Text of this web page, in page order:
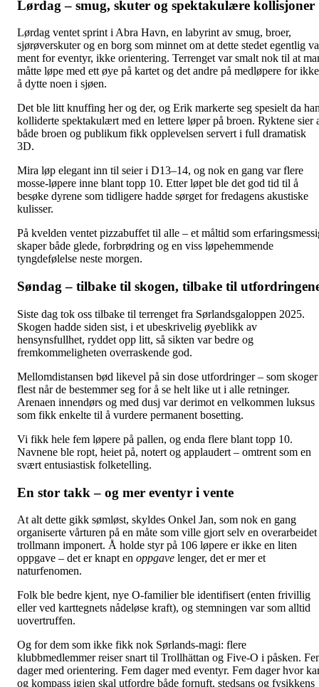
Lørdag – smug, skuter og spektakulære kollisjoner
Lørdag ventet sprint i Abra Havn, en labyrint av smug, broer,
sjørøverskuter og en borg som minnet om at dette stedet egentlig
ment for eventyr, ikke orientering. Terrenget var smalt nok til at
måtte løpe med ett øye på kartet og det andre på medløpere for ikke
å dytte noen i sjøen.
Det ble litt knuffing her og der, og Erik markerte seg spesielt da
kolliderte spektakulært med en lettere løper på broen. Ryktene sier
både broen og publikum fikk opplevelsen servert i full dramatisk
3D.
Mira løp elegant inn til seier i D13–14, og nok en gang var flere
mosse-løpere inne blant topp 10. Etter løpet ble det god tid til å
besøke dyrene som tidligere hadde sørget for fredagens akustiske
kulisser.
På kvelden ventet pizzabuffet til alle – et måltid som
skaper både glede, forbrødring og en viss løpehemmende
tyngdefølelse neste morgen.
Søndag – tilbake til skogen, tilbake til
Siste dag tok oss tilbake til terrenget fra Sørlandsgaloppen 2025.
Skogen hadde siden sist, i et ubeskrivelig øyeblikk av
hensynsfullhet, ryddet opp litt, så sikten var bedre og
fremkommeligheten overraskende god.
Mellomdistansen bød likevel på sin dose utfordringer – som skoger
flest når de bestemmer seg for å se helt like ut i alle retninger.
Arenaen innendørs og med dusj var derimot en velkommen luksus
som fikk enkelte til å vurdere permanent bosetting.
Vi fikk hele fem løpere på pallen, og enda flere blant topp 10.
Navnene ble ropt, heiet på, notert og applaudert – omtrent som en
svært entusiastisk folketelling.
En stor takk – og mer eventyr i vente
At alt dette gikk sømløst, skyldes Onkel Jan, som nok en gang
organiserte vårturen på en måte som ville gjort selv en overarbeidet
trollmann imponert. Å holde styr på 106 løpere er ikke en liten
oppgave – det er knapt en oppgave lenger, det er mer et
naturfenomen.
Folk ble bedre kjent, nye O-familier ble identifisert (enten frivillig
eller ved karttegnets nådeløse kraft), og stemningen var som alltid
uovertruffen.
Og for dem som ikke fikk nok Sørlands-magi: flere
klubbmedlemmer reiser snart til Trollhättan og Five-O i påsken.
dager med orientering. Fem dager med eventyr. Fem dager hvor
og kompass igjen skal utfordre både fornuft, stedsans og fysikkens